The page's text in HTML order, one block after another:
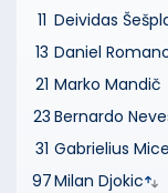
11 Deividas
13 Daniel
21 Marko Mandič
23 Bernardo
31 Gabrielius
97Milan Djokic